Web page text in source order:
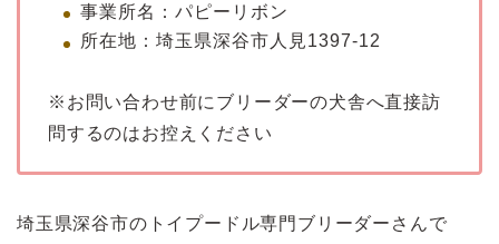
事業所名：パピーリボン
所在地：埼玉県深谷市人見1397-12
※お問い合わせ前にブリーダーの犬舎へ直接訪
問するのはお控えください
埼玉県深谷市のトイプードル専門ブリーダーさんで